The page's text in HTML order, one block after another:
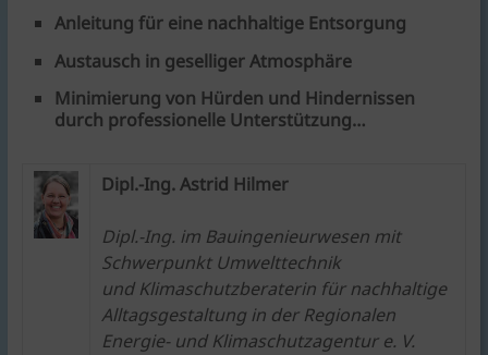
Anleitung für eine nachhaltige Entsorgung
Austausch in geselliger Atmosphäre
Minimierung von Hürden und Hindernissen
durch professionelle Unterstützung…
Dipl.-Ing. Astrid Hilmer
Dipl.-Ing. im Bauingenieurwesen mit
Schwerpunkt Umwelttechnik
und Klimaschutzberaterin für nachhaltige
Alltagsgestaltung in der Regionalen
Energie- und Klimaschutzagentur e. V.